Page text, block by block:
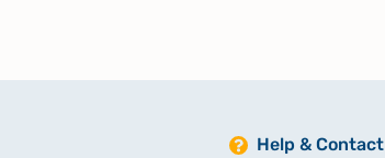
Help & Contact